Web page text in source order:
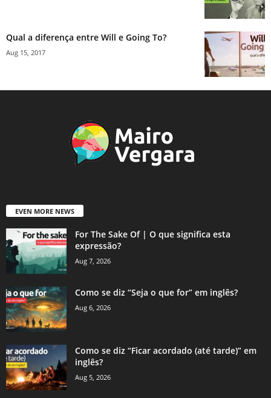
Qual a diferença entre Will e Going To?
Aug 15, 2017
EVEN MORE NEWS
For The Sake Of | O que significa esta
expressão?
Aug 7, 2026
Como se diz “Seja o que for” em inglês?
Aug 6, 2026
Como se diz “Ficar acordado (até tarde)” em
inglês?
Aug 5, 2026